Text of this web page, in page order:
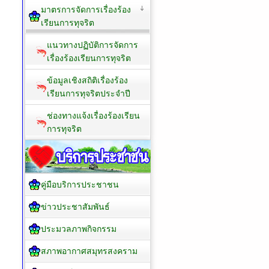
มาตรการจัดการเรื่องร้อง
เรียนการทุจริต
แนวทางปฏิบัติการจัดการ
เรื่องร้องเรียนการทุจริต
ข้อมูลเชิงสถิติเรื่องร้อง
เรียนการทุจริตประจำปี
ช่องทางแจ้งเรื่องร้องเรียน
การทุจริต
คู่มือบริการประชาชน
ข่าวประชาสัมพันธ์
ประมวลภาพกิจกรรม
สภาพอากาศสมุทรสงคราม